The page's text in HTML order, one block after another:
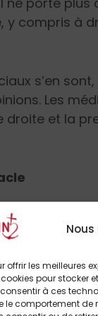
offrir les meilleures
pour stocker
à ces
le comportement de
y compris à
s’en
Les
droite et la
propos et
le héros
de sa vie,
médiatique
qu’elle en